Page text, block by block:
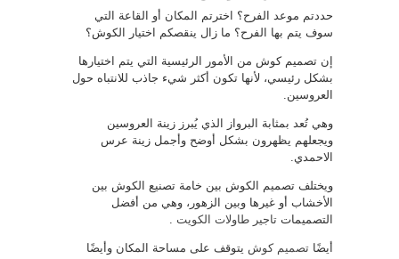
حددتم موعد الفرح؟ اخترتم المكان أو القاعة التي
سوف يتم بها الفرح؟ ما زال ينقصكم اختيار الكوش؟
إن تصميم كوش من الأمور الرئيسية التي يتم اختيارها
بشكل رئيسي، لأنها تكون أكثر شيء جاذب للانتباه حول
العروسين.
وهي تُعد بمثابة البرواز الذي يُبرز زينة العروسين
ويجعلهم يظهرون بشكل أوضح وأجمل زينة عرس
الاحمدي.
ويختلف تصميم الكوش بين خامة تصنيع الكوش بين
الأخشاب أو غيرها وبين الزهور، وهي من أفضل
التصميمات تاجير طاولات الكويت
أيضًا تصميم كوش يتوقف على مساحة المكان وأيضًا